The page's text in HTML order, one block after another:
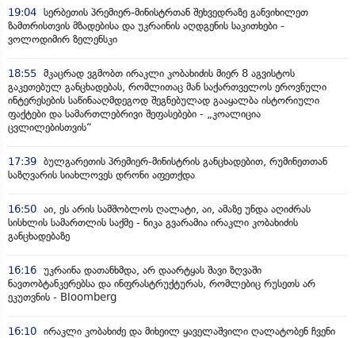
19:04 სერბეთის პრემიერ-მინისტრთან შეხვედრაზე განვიხილეთ
ზამთრისთვის მზადებისა და უკრაინის აღდგენის საკითხები -
ვოლოდიმირ ზელენსკი
18:55 მკაცრად ვგმობთ ირაკლი კობახიძის მიერ 8 აგვისტოს
გაკეთებულ განცხადებას, რომლითაც მან საქართველოს ეროვნული
ინტერესების საწინააღმდეგოდ შეგნებულად გააყალბა ისტორიული
ფაქტები და სამართლებრივი შეფასებები - „კოალიცია
ცვლილებისთვის“
17:39 ბულგარეთის პრემიერ-მინისტრის განცხადებით, რუმინეთთან
საზღვარის სიახლოვეს დრონი აფეთქდა
16:50 აი, ეს არის სამშობლოს ღალატი, აი, ამაზე უნდა აღიძრას
სისხლის სამართლის საქმე - ნიკა გვარამია ირაკლი კობახიძის
განცხადებაზე
16:16 უკრაინა დათანხმდა, არ დაარტყას შავი ზღვაში
ნავთობტანკერებსა და ინფრასტრუქტურას, რომლებიც რუსეთს არ
ეკუთვნის - Bloomberg
16:10 ირაკლი კობახიძე და მიხეილ ყაველაშვილი ღალატობენ ჩვენი